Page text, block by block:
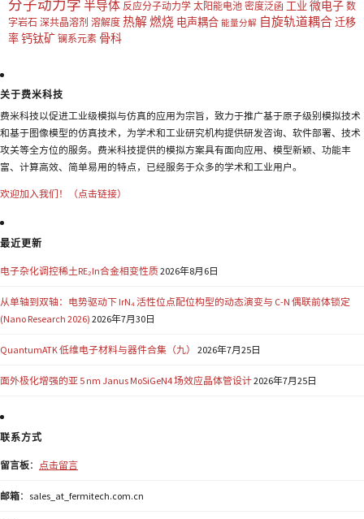
分子动力学 半导体 反应分子动力学 太阳能电池 密度泛函 工业 微电子 数
字岩石 深共晶溶剂 溶解度 热解燃烧 电声耦合 能量分解 自旋轨道耦合迁移
率钙钛矿 镧系元素 骨科
关于费米科技
费米科技以促进工业级模拟与仿真的应用为宗旨，致力于推广基于原子级别模拟技术
和基于图像模型的仿真技术，为学术和工业研究机构提供研发咨询、软件部署、技术
攻关等全方位的服务。费米科技提供的模拟方案具有面向应用、模型新颖、功能丰
富、计算高效、简单易用的特点，已经服务于众多的学术和工业用户。
欢迎加入我们！（点击链接）
最近更新
电子杂化调控稀土RE₂In合金相变性质2026年8月6日
从单轴到双轴：电势驱动下 IrN₄ 活性位点配位构型的动态演变与 C-N 偶联前体锁定
(Nano Research 2026) 2026年7月30日
QuantumATK 低维电子材料与器件合集（九） 2026年7月25日
面外极化增强的亚 5 nm Janus MoSiGeN4 场效应晶体管设计2026年7月25日
联系方式
留言板： 点击留言
邮箱：sales_at_fermitech.com.cn